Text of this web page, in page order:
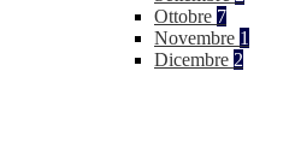
Ottobre 7
Novembre 1
Dicembre 2